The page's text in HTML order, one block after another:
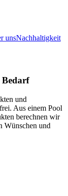
unsNachhaltigkeit
Bedarf
und
Aus einem Pool
berechnen wir
Wünschen und